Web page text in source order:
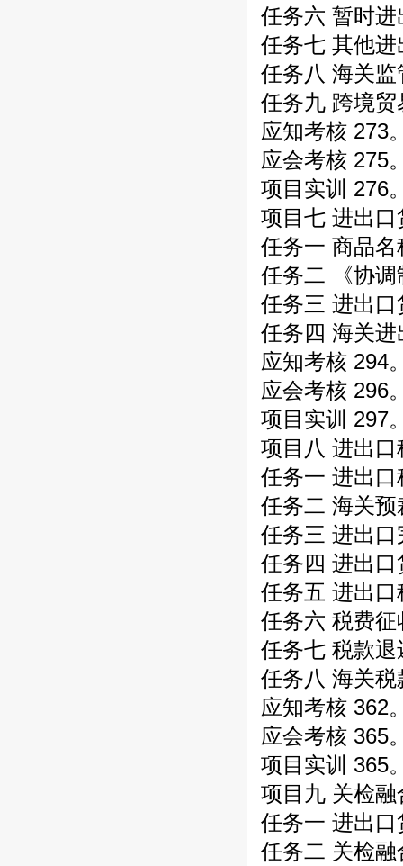
任务六 暂时
任务七 其他
任务八 海关
任务九 跨境
应知考核 273
应会考核 275
项目实训 276
项目七 进出
任务一 商品
任务二 《协
任务三 进出
任务四 海关
应知考核 294
应会考核 296
项目实训 297
项目八 进出口
任务一 进出
任务二 海关
任务三 进出
任务四 进出
任务五 进出
任务六 税费
任务七 税款
任务八 海关
应知考核 362
应会考核 365
项目实训 365
项目九 关检
任务一 进出
任务二 关检